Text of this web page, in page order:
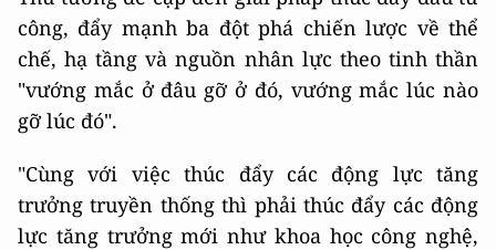
công, đẩy mạnh ba đột phá chiến lược về thể
chế, hạ tầng và nguồn nhân lực theo tinh thần
"vướng mắc ở đâu gỡ ở đó, vướng mắc lúc nào
gỡ lúc đó".
"Cùng với việc thúc đẩy các động lực tăng
trưởng truyền thống thì phải thúc đẩy các động
lực tăng trưởng mới như khoa học công nghệ,